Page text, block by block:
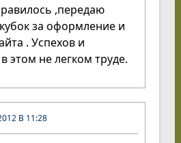
,передаю
за оформление и
. Успехов и
этом не легком труде.
В 11:28